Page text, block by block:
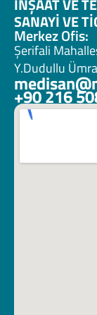
İNŞAAT VE
SANAYİ VE
Merkez Ofis:
Şerifali
Y.Dudullu
+90 216